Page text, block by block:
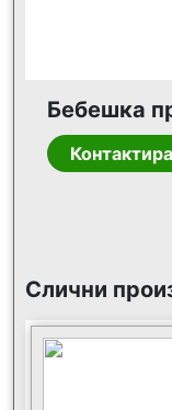
Бебешка
Слични